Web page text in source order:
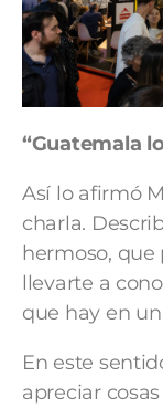
“Guatemala
Así lo afirmó
charla.
hermoso,
llevarte a
que hay en
En este
apreciar